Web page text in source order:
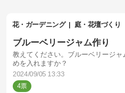
花・ガーデニング 庭・花壇づくり
ブルーベリージャム作り
教えてください。ブルーベリージ
めを入れますか？
2024/09/05 13:33
4